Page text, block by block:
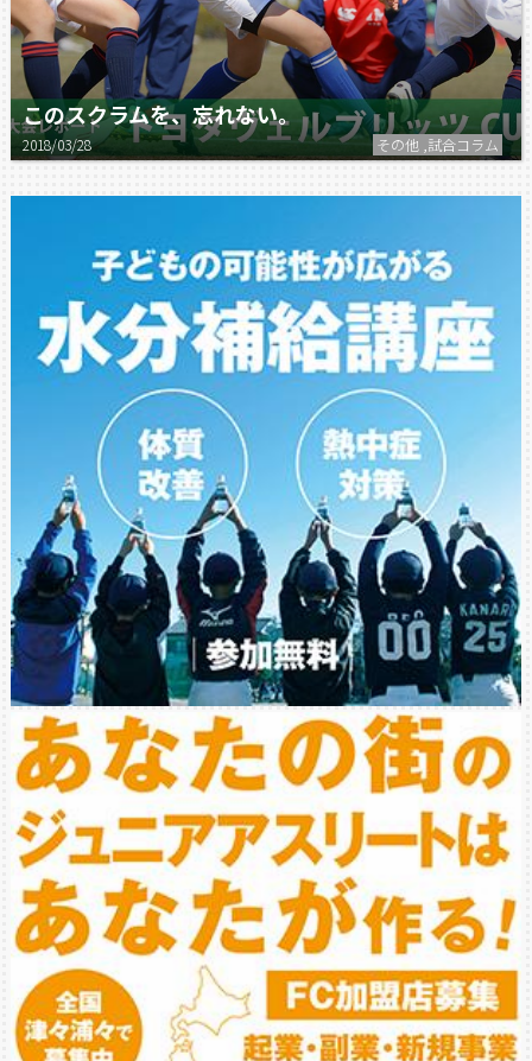
このスクラムを、忘れない。
2018/03/28 その他 ,試合コラム